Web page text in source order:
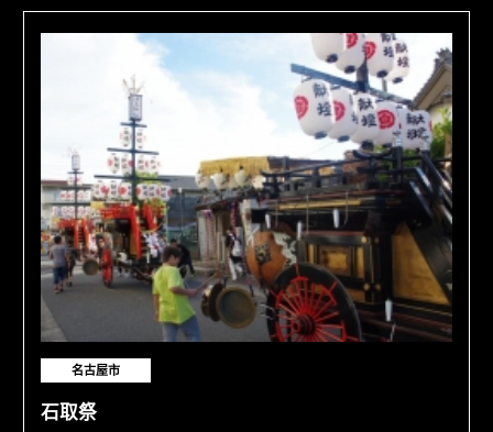
名古屋市
石取祭